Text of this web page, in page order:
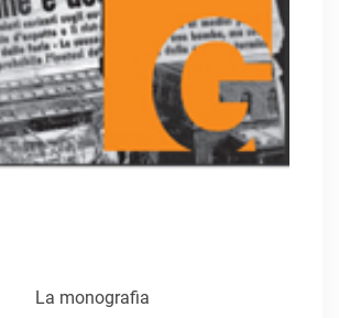
La monografia